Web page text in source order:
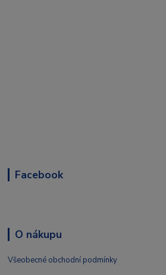
Facebook
O nákupu
Všeobecné obchodní podmínky